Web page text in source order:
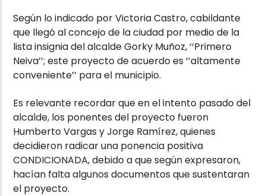
Según lo indicado por Victoria Castro, cabildante
que llegó al concejo de la ciudad por medio de la
lista insignia del alcalde Gorky Muñoz, ‘‘Primero
Neiva’’; este proyecto de acuerdo es ‘’altamente
conveniente’’ para el municipio.
Es relevante recordar que en el intento pasado del
alcalde, los ponentes del proyecto fueron
Humberto Vargas y Jorge Ramírez, quienes
decidieron radicar una ponencia positiva
CONDICIONADA, debido a que según expresaron,
hacían falta algunos documentos que sustentaran
el proyecto.